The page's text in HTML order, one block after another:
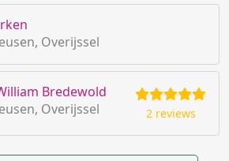
Overijssel
Bredewold
Overijssel
2 reviews